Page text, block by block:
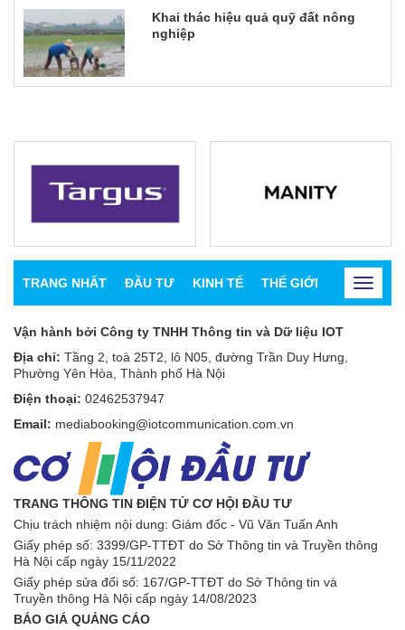
Khai thác hiệu quả quỹ đất nông
nghiệp
TRANG NHẤT ĐẦU TƯ KINH TẾ THẾ GIỚI CHỨNG
Toggle
Vận hành bởi Công ty TNHH Thông tin và Dữ liệu IOT
Địa chỉ: Tầng 2, toà 25T2, lô N05, đường Trần Duy Hưng,
Phường Yên Hòa, Thành phố Hà Nội
Điện thoại: 02462537947
Email: mediabooking@iotcommunication.com.vn
TRANG THÔNG TIN ĐIỆN TỬ CƠ HỘI ĐẦU TƯ
Chịu trách nhiệm nội dung: Giám đốc - Vũ Văn Tuấn Anh
Giấy phép số: 3399/GP-TTĐT do Sở Thông tin và Truyền thông
Hà Nội cấp ngày 15/11/2022
Giấy phép sửa đổi số: 167/GP-TTĐT do Sở Thông tin và
Truyền thông Hà Nội cấp ngày 14/08/2023
BÁO GIÁ QUẢNG CÁO